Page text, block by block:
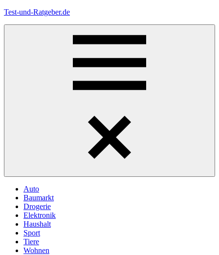
Zum
Test-und-Ratgeber.de
Auto
Baumarkt
Drogerie
Elektronik
Haushalt
Sport
Tiere
Wohnen